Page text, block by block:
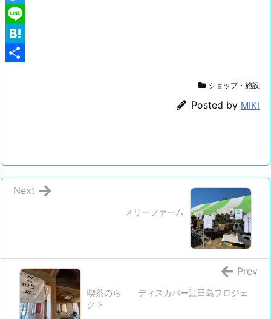
a
c
e
T
w
L
H
ショップ・施設
Posted by MIKI
メリーファーム
Next
喫茶のら ディスカバー江田島プロジェ
クト
Prev